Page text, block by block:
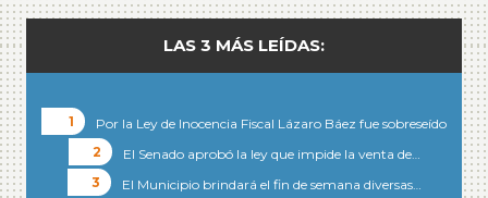
LAS 3 MÁS LEÍDAS:
Por la Ley de Inocencia Fiscal Lázaro Báez fue sobreseído
El Senado aprobó la ley que impide la venta de…
El Municipio brindará el fin de semana diversas…